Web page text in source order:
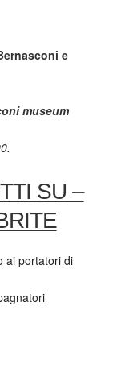
e
museum
SU –
ai portatori di